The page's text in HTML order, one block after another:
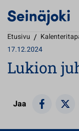
Etusivu /
17.12.2024
Lukion
Jaa